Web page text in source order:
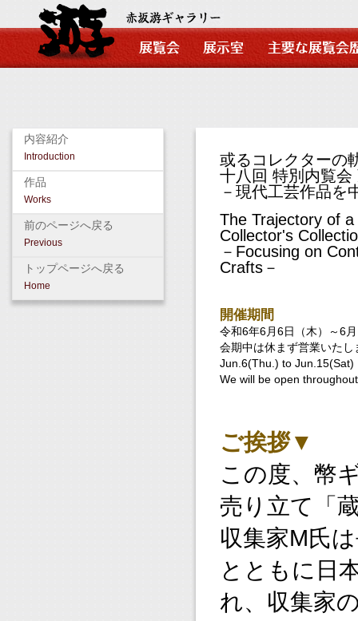
内容紹介
Introduction
作品
Works
前のページへ戻る
Previous
トップページへ戻る
Home
或るコレクターの
十八回 特別内覧会
－現代工芸作品を
The Trajectory of
Collector's
－Focusing on
Crafts－
開催期間
令和6年6月6日（木）～6
会期中は休まず営業いたし
Jun.6(Thu.) to Jun.15(Sat)
We will be open
ご挨拶▼
この度、幣
売り立て「
収集家M氏
とともに日
れ、収集家